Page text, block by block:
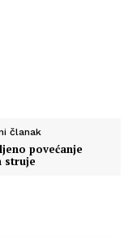
članak
povećanje
struje